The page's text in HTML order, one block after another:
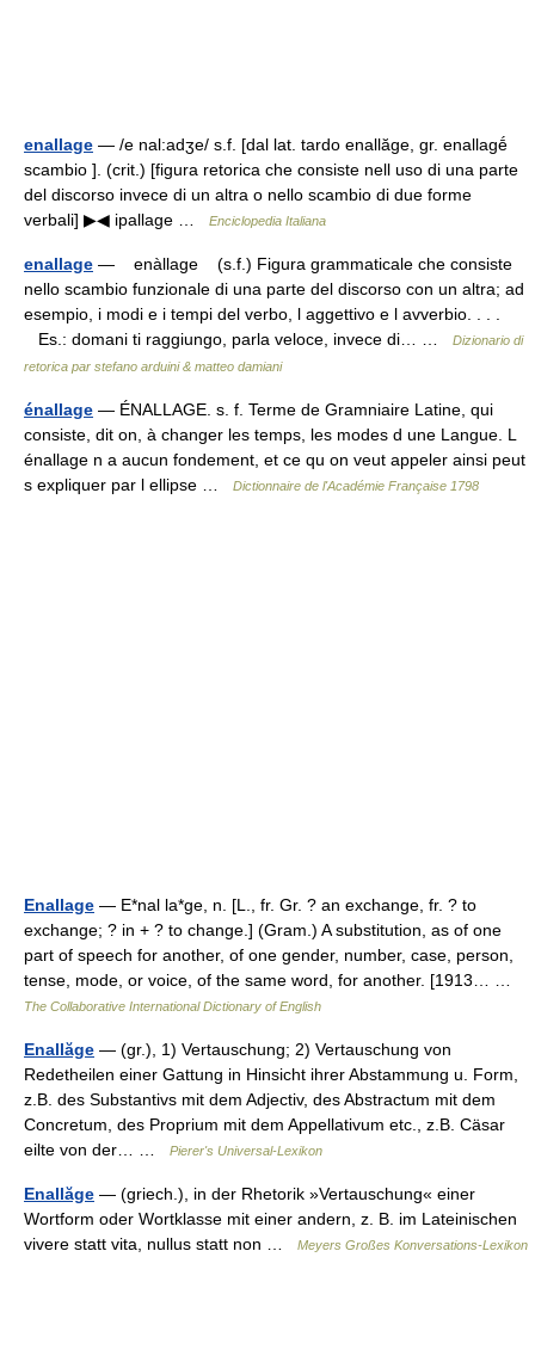
enallage — /e nal:adʒe/ s.f. [dal lat. tardo enallăge, gr. enallagḗ
scambio ]. (crit.) [figura retorica che consiste nell uso di una parte
del discorso invece di un altra o nello scambio di due forme
verbali] ▶◀ ipallage …
Enciclopedia Italiana
enallage — enàllage (s.f.) Figura grammaticale che consiste
nello scambio funzionale di una parte del discorso con un altra; ad
esempio, i modi e i tempi del verbo, l aggettivo e l avverbio. . . .
Es.: domani ti raggiungo, parla veloce, invece di… …
Dizionario di
retorica par stefano arduini & matteo damiani
énallage — ÉNALLAGE. s. f. Terme de Gramniaire Latine, qui
consiste, dit on, à changer les temps, les modes d une Langue. L
énallage n a aucun fondement, et ce qu on veut appeler ainsi peut
s expliquer par l ellipse …
Dictionnaire de l'Académie Française 1798
Enallage — E*nal la*ge, n. [L., fr. Gr. ? an exchange, fr. ? to
exchange; ? in + ? to change.] (Gram.) A substitution, as of one
part of speech for another, of one gender, number, case, person,
tense, mode, or voice, of the same word, for another. [1913… …
The Collaborative International Dictionary of English
Enallăge — (gr.), 1) Vertauschung; 2) Vertauschung von
Redetheilen einer Gattung in Hinsicht ihrer Abstammung u. Form,
z.B. des Substantivs mit dem Adjectiv, des Abstractum mit dem
Concretum, des Proprium mit dem Appellativum etc., z.B. Cäsar
eilte von der… …
Pierer's Universal-Lexikon
Enallăge — (griech.), in der Rhetorik »Vertauschung« einer
Wortform oder Wortklasse mit einer andern, z. B. im Lateinischen
vivere statt vita, nullus statt non …
Meyers Großes Konversations-Lexikon